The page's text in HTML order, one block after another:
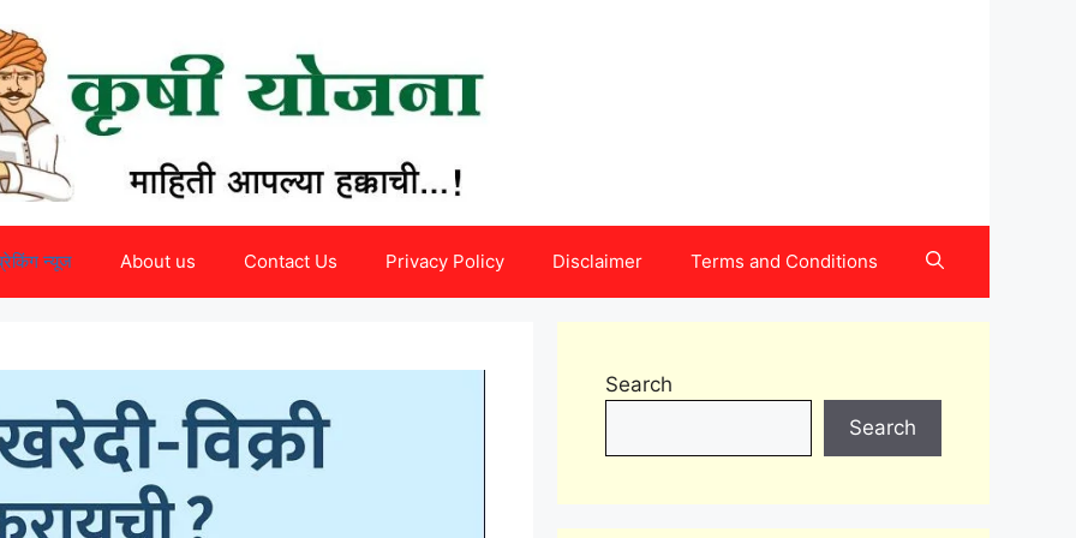
न्यूज About us Contact Us Privacy Policy Disclaimer Terms and Conditions
Search
Search